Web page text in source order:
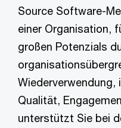
Source Software-
einer Organisation,
großen Potenzials
Wiederverwendung,
Qualität,
unterstützt Sie bei